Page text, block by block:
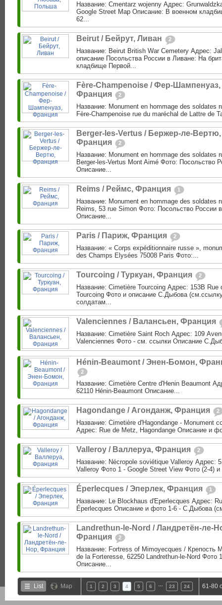
Название: Cmentarz wojenny Адрес:
Google Street Map Описание: В военном
62...
Beirut / Бейрут, Ливан 2
Название: Beirut British War Cemetery Адрес:
описание Посольства России в Ливане: На
кладбище Первой...
Fère-Champenoise / Фер-Шампенуаз,
Франция
2
Название: Monument en hommage des soldates
Fère-Champenoise rue du maréchal de Lattre de
Berger-les-Vertus / Бержер-ле-Вертю,
Франция
2
Название: Monument en hommage des soldates
Berger-les-Vertus Mont Aimé Фото: Посольство
Описание...
Reims / Реймс, Франция 1
Название: Monument en hommage des soldates
Reims, 53 rue Simon Фото: Посольство России
Описание...
Paris / Париж, Франция 2
Название: « Corps expéditionnaire russe »,
des Champs Elysées 75008 Paris Фото:...
Tourcoing / Туркуан, Франция 2
Название: Cimetière Tourcoing Адрес: 153B Rue
Tourcoing Фото и описание С.Дыбова
солдатам...
Valenciennes / Валансьен, Франция
Название: Cimetière Saint Roch Адрес: 109
Valenciennes Фото - см. ссылки Описание
Hénin-Beaumont / Энен-Бомон,
2
Название: Cimetière Centre d'Henin Beaumont
62110 Hénin-Beaumont Описание...
Hagondange / Агонданж, Франция 2
Название: Cimetière d'Hagondange - Monument
Адрес: Rue de Metz, Hagondange Описание и
Valleroy / Валлеруа, Франция 2
Название: Nécropole soviétique Valleroy Адрес:
Valleroy Фото 1 - Google Street View Фото (2-4) и
Éperlecques / Эперлек, Франция 1
Название: Le Blockhaus d'Eperlecques Адрес:
Éperlecques Описание и фото 1-6 - С.Дыбова
Landrethun-le-Nord / Ландретён-ле-
Франция
2
Название: Fortress of Mimoyecques / Крепость
de la Forteresse, 62250 Landrethun-le-Nord Фото
Описание...
List Map 1 2 3 4 5 6 23 24 61-80